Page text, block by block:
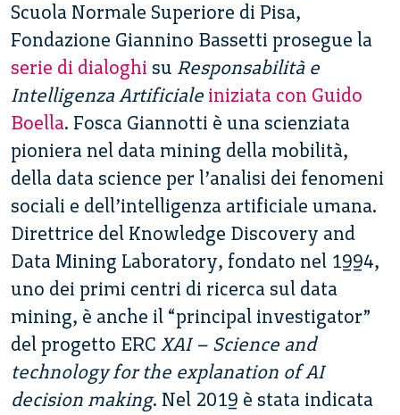
Scuola Normale Superiore di Pisa,
Fondazione Giannino Bassetti prosegue la
serie di dialoghi su Responsabilità e
Intelligenza Artificiale iniziata con Guido
Boella. Fosca Giannotti è una scienziata
pioniera nel data mining della mobilità,
della data science per l’analisi dei fenomeni
sociali e dell’intelligenza artificiale umana.
Direttrice del Knowledge Discovery and
Data Mining Laboratory, fondato nel 1994,
uno dei primi centri di ricerca sul data
mining, è anche il “principal investigator”
del progetto ERC XAI – Science and
technology for the explanation of AI
decision making. Nel 2019 è stata indicata